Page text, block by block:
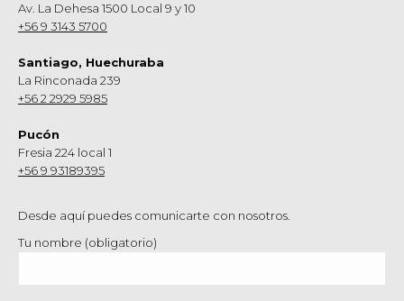
Av. La Dehesa 1500 Local 9 y 10
+56 9 3143 5700
Santiago, Huechuraba
La Rinconada 239
+56 2 2929 5985
Pucón
Fresia 224 local 1
+56 9 93189395
Desde aquí puedes comunicarte con nosotros.
Tu nombre (obligatorio)